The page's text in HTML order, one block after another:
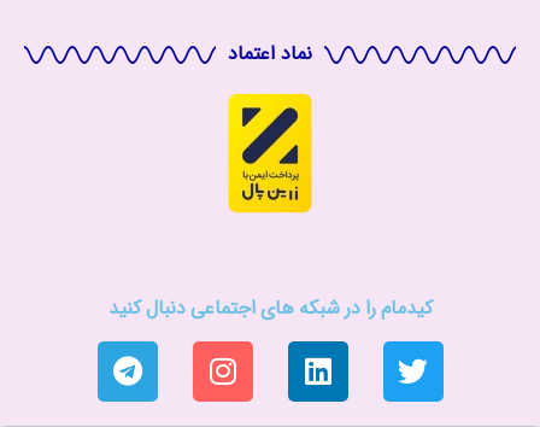
نماد اعتماد
کیدمام را در شبکه های اجتماعی دنبال کنید
T
w
i
L
i
n
I
n
s
T
e
l